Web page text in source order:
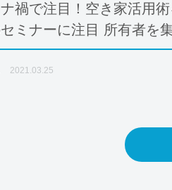
ナ禍で注目！空き家活用
ミナーに注目 所有者を
2021.03.25